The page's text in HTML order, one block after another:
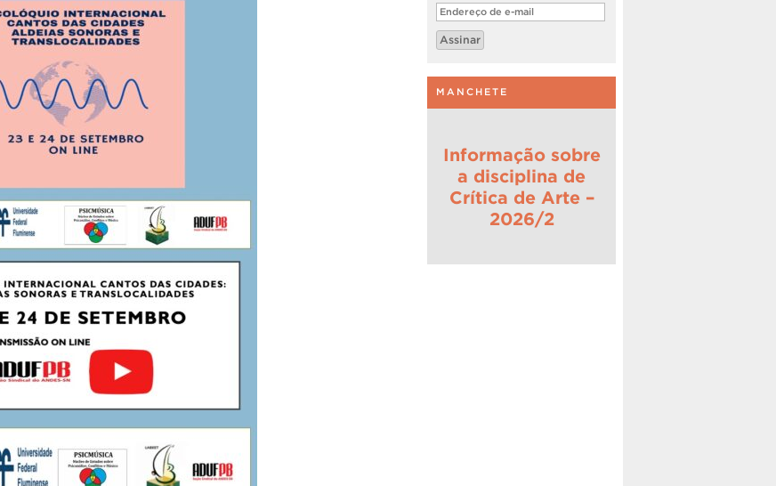
Endereço
de
e-
mail
Assinar
MANCHETE
Informação sobre
a disciplina de
Crítica de Arte –
2026/2